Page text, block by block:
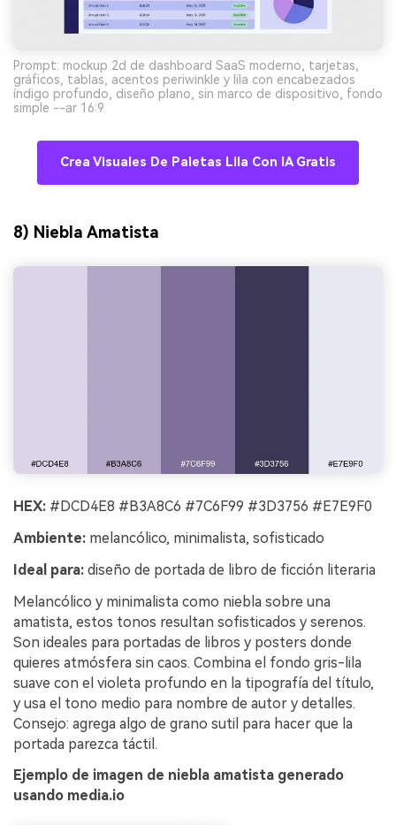
Prompt: mockup 2d de dashboard SaaS moderno, tarjetas,
gráficos, tablas, acentos periwinkle y lila con encabezados
índigo profundo, diseño plano, sin marco de dispositivo, fondo
simple --ar 16:9
Crea Visuales De Paletas Lila Con IA Gratis
8) Niebla Amatista
HEX: #DCD4E8 #B3A8C6 #7C6F99 #3D3756 #E7E9F0
Ambiente: melancólico, minimalista, sofisticado
Ideal para: diseño de portada de libro de ficción literaria
Melancólico y minimalista como niebla sobre una
amatista, estos tonos resultan sofisticados y serenos.
Son ideales para portadas de libros y posters donde
quieres atmósfera sin caos. Combina el fondo gris-lila
suave con el violeta profundo en la tipografía del título,
y usa el tono medio para nombre de autor y detalles.
Consejo: agrega algo de grano sutil para hacer que la
portada parezca táctil.
Ejemplo de imagen de niebla amatista generado
usando media.io